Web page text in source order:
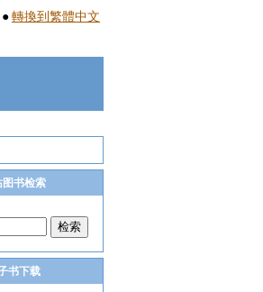
●轉換到繁體中文
图书检索
书下载